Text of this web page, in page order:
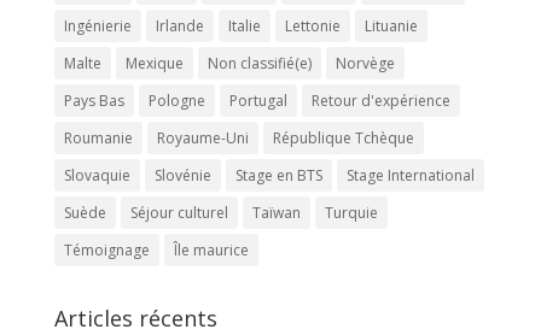
Ingénierie
Irlande Italie Lettonie
Lituanie
Malte
Mexique Non classifié(e)
Norvège
Pays Bas
Pologne Portugal
Retour d'expérience
Roumanie
Royaume-Uni
République Tchèque
Slovaquie
Slovénie Stage en BTS
Stage International
Suède
Séjour culturel Taïwan
Turquie
Témoignage
Île maurice
Articles récents